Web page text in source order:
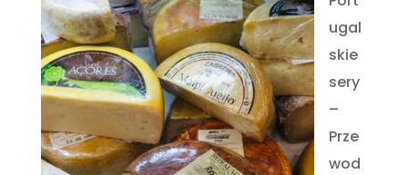
ugal
skie
sery
–
Prze
wod